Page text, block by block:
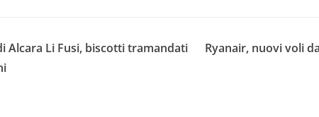
Alcara Li Fusi, biscotti tramandati
Ryanair, nuovi voli